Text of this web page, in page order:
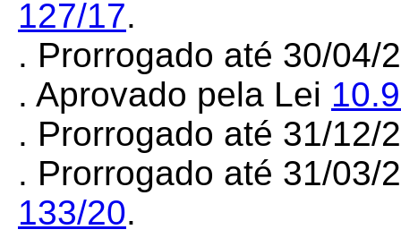
127/17.
. Prorrogado até 30/
. Aprovado pela Lei
. Prorrogado até 31/
. Prorrogado até 31/03/
133/20.